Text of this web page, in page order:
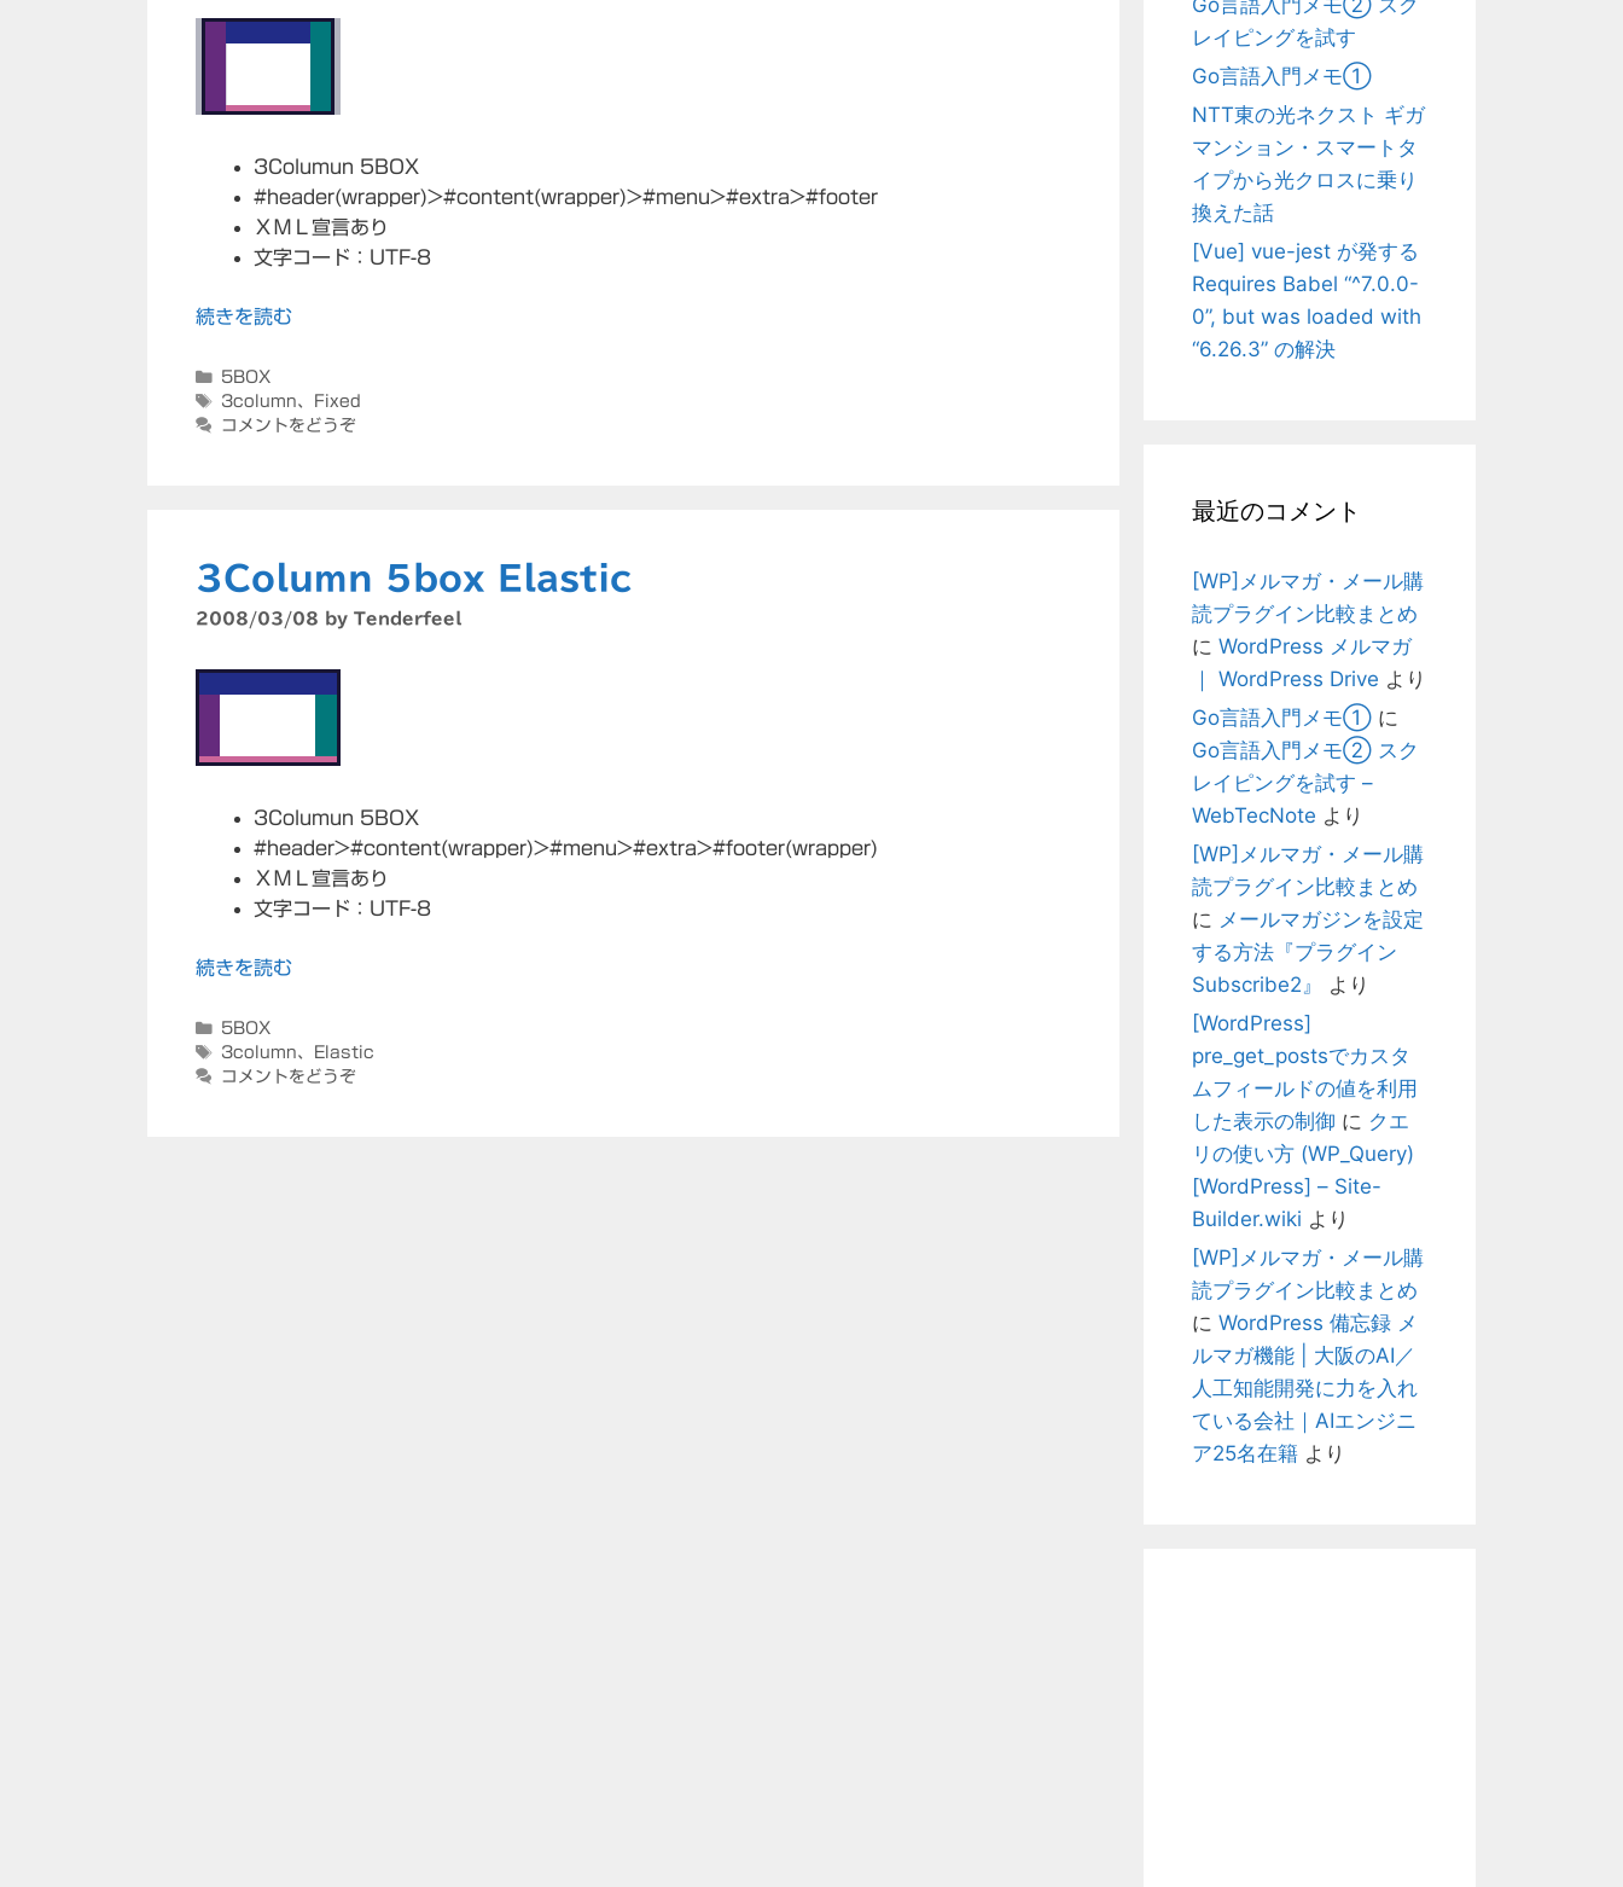
3Columun 5BOX
#header(wrapper)>#content(wrapper)>#menu>#extra>#footer
ＸＭＬ宣言あり
文字コード：UTF-8
続きを読む
カ
テ
ゴ
5BOX
タ
グ
3column、
Fixed
コメントをどうぞ
3Column 5box Elastic
2008/03/08 by Tenderfeel
3Columun 5BOX
#header>#content(wrapper)>#menu>#extra>#footer(wrapper)
ＸＭＬ宣言あり
文字コード：UTF-8
続きを読む
カ
テ
ゴ
5BOX
タ
グ
3column、
Elastic
コメントをどうぞ
Go言語入門メモ② スク
レイピングを試す
Go言語入門メモ①
NTT東の光ネクスト ギガ
マンション・スマートタ
イプから光クロスに乗り
換えた話
[Vue] vue-jest が発する
Requires Babel “^7.0.0-
0”, but was loaded with
“6.26.3” の解決
最近のコメント
[WP]メルマガ・メール購
読プラグイン比較まとめ
に WordPress メルマガ
｜ WordPress Drive より
Go言語入門メモ① に
Go言語入門メモ② スク
レイピングを試す –
WebTecNote より
[WP]メルマガ・メール購
読プラグイン比較まとめ
に メールマガジンを設定
する方法『プラグイン
Subscribe2』
より
[WordPress]
pre_get_postsでカスタ
ムフィールドの値を利用
した表示の制御 に クエ
リの使い方 (WP_Query)
[WordPress] – Site-
Builder.wiki より
[WP]メルマガ・メール購
読プラグイン比較まとめ
に WordPress 備忘録 メ
ルマガ機能 | 大阪のAI／
人工知能開発に力を入れ
ている会社｜AIエンジニ
ア25名在籍 より